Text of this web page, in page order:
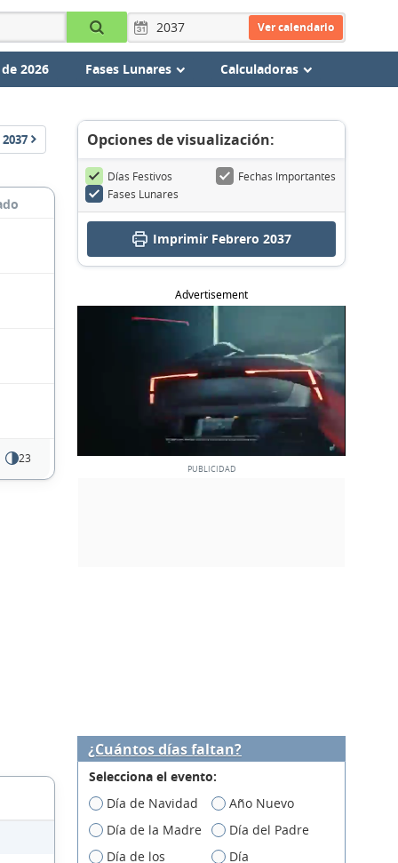
Ver calendario
2026 Fases Lunares Calculadoras
2037
23
Opciones de visualización:
Días Festivos
Fechas Importantes
Fases Lunares
Imprimir Febrero 2037
Advertisement
¿Cuántos días faltan?
Selecciona el evento:
Día de Navidad
Año Nuevo
Día de la Madre
Día del Padre
Día de los
Día